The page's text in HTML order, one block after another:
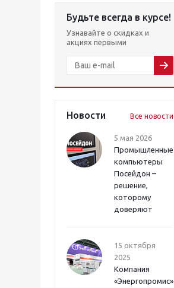
Будьте всегда в курсе!
Узнавайте о скидках и
акциях первыми
Новости Все новости
5 мая 2026
Промышленные
компьютеры
Посейдон –
решение,
которому
доверяют
15 октября
2025
Компания
«Энергопромис»